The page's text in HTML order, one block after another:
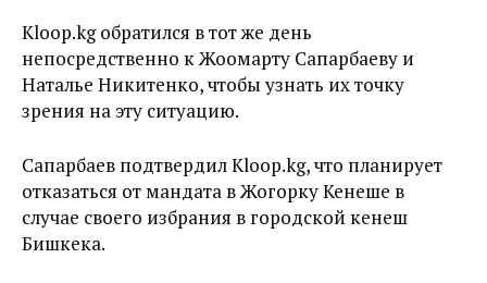
Kloop.kg обратился в тот же день
непосредственно к Жоомарту Сапарбаеву и
Наталье Никитенко, чтобы узнать их точку
зрения на эту ситуацию.
Сапарбаев подтвердил Kloop.kg, что планирует
отказаться от мандата в Жогорку Кенеше в
случае своего избрания в городской кенеш
Бишкека.